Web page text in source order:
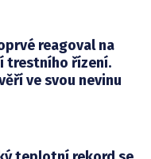
reagoval na
trestního řízení.
ve svou nevinu